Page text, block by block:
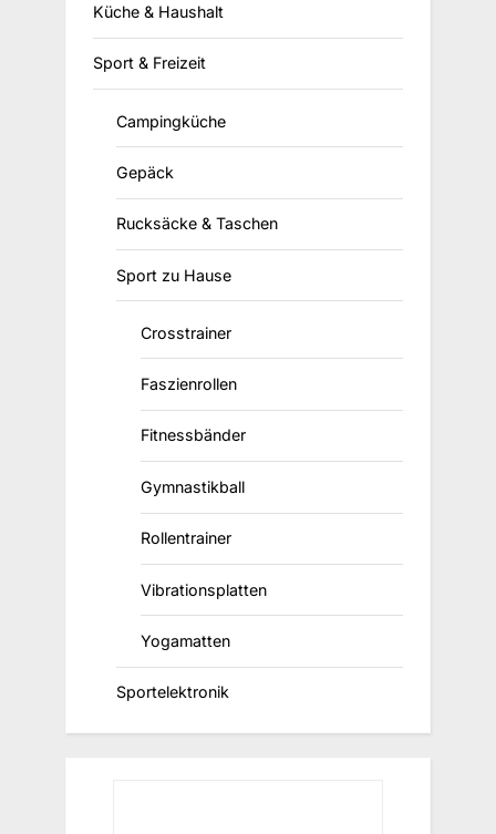
Küche & Haushalt
Sport & Freizeit
Campingküche
Gepäck
Rucksäcke & Taschen
Sport zu Hause
Crosstrainer
Faszienrollen
Fitnessbänder
Gymnastikball
Rollentrainer
Vibrationsplatten
Yogamatten
Sportelektronik